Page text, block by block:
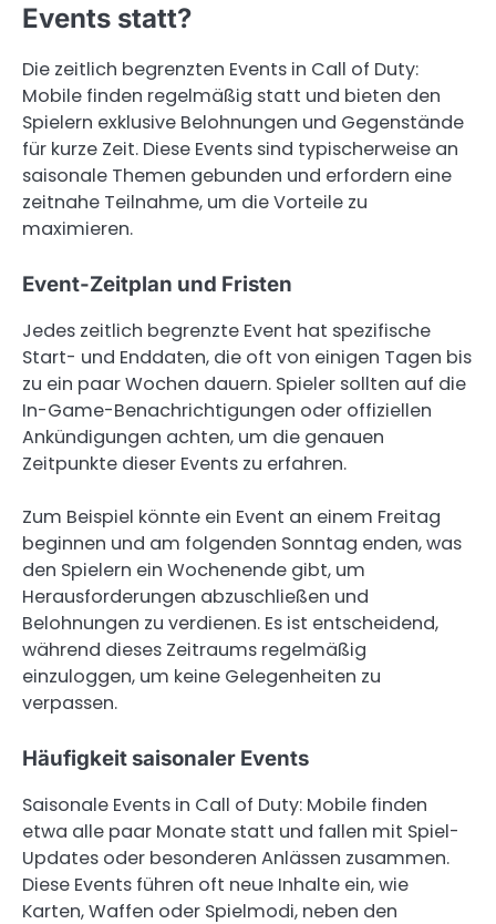
Events statt?
Die zeitlich begrenzten Events in Call of Duty:
Mobile finden regelmäßig statt und bieten den
Spielern exklusive Belohnungen und Gegenstände
für kurze Zeit. Diese Events sind typischerweise an
saisonale Themen gebunden und erfordern eine
zeitnahe Teilnahme, um die Vorteile zu
maximieren.
Event-Zeitplan und Fristen
Jedes zeitlich begrenzte Event hat spezifische
Start- und Enddaten, die oft von einigen Tagen bis
zu ein paar Wochen dauern. Spieler sollten auf die
In-Game-Benachrichtigungen oder offiziellen
Ankündigungen achten, um die genauen
Zeitpunkte dieser Events zu erfahren.
Zum Beispiel könnte ein Event an einem Freitag
beginnen und am folgenden Sonntag enden, was
den Spielern ein Wochenende gibt, um
Herausforderungen abzuschließen und
Belohnungen zu verdienen. Es ist entscheidend,
während dieses Zeitraums regelmäßig
einzuloggen, um keine Gelegenheiten zu
verpassen.
Häufigkeit saisonaler Events
Saisonale Events in Call of Duty: Mobile finden
etwa alle paar Monate statt und fallen mit Spiel-
Updates oder besonderen Anlässen zusammen.
Diese Events führen oft neue Inhalte ein, wie
Karten, Waffen oder Spielmodi, neben den